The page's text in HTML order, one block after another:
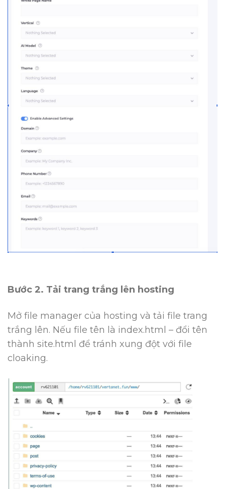
Bước 2. Tải trang trắng lên hosting
Mở file manager của hosting và tải file trang
trắng lên. Nếu file tên là index.html – đổi tên
thành site.html để tránh xung đột với file
cloaking.